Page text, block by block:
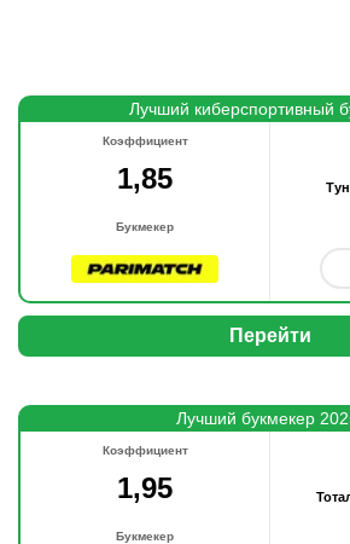
Лучший киберспортивный
Коэффициент
1,85
Букмекер
Перейти
Лучший букмекер
Коэффициент
1,95
Букмекер